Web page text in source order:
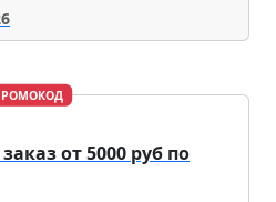
от 5000 руб по